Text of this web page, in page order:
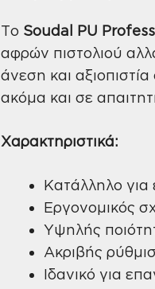
Το Soudal PU
αφρών πιστολιού
άνεση και
ακόμα και σε
Χαρακτηριστικά:
Κατάλληλο για
Εργονομικός
Υψηλής
Ακριβής
Ιδανικό για